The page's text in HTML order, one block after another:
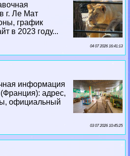
г. Ле Мат
график
в 2023 году...
04 07 2026 16:41:13
информация
адрес,
официальный
03 07 2026 10:45:25